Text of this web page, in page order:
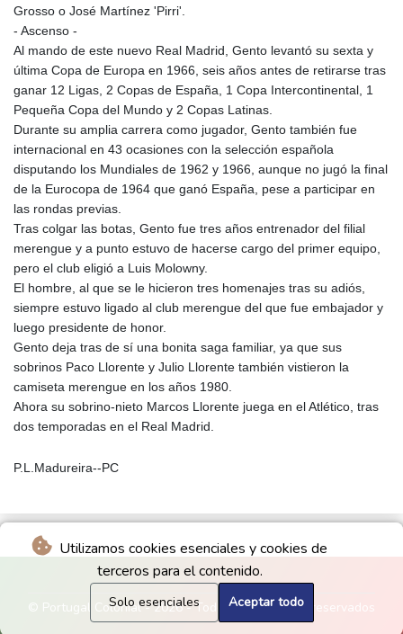
Utilizamos cookies esenciales y cookies de
terceros para el contenido.
Solo esenciales Aceptar todo
Grosso o José Martínez 'Pirri'.
- Ascenso -
Al mando de este nuevo Real Madrid, Gento levantó su sexta y
última Copa de Europa en 1966, seis años antes de retirarse tras
ganar 12 Ligas, 2 Copas de España, 1 Copa Intercontinental, 1
Pequeña Copa del Mundo y 2 Copas Latinas.
Durante su amplia carrera como jugador, Gento también fue
internacional en 43 ocasiones con la selección española
disputando los Mundiales de 1962 y 1966, aunque no jugó la final
de la Eurocopa de 1964 que ganó España, pese a participar en
las rondas previas.
Tras colgar las botas, Gento fue tres años entrenador del filial
merengue y a punto estuvo de hacerse cargo del primer equipo,
pero el club eligió a Luis Molowny.
El hombre, al que se le hicieron tres homenajes tras su adiós,
siempre estuvo ligado al club merengue del que fue embajador y
luego presidente de honor.
Gento deja tras de sí una bonita saga familiar, ya que sus
sobrinos Paco Llorente y Julio Llorente también vistieron la
camiseta merengue en los años 1980.
Ahora su sobrino-nieto Marcos Llorente juega en el Atlético, tras
dos temporadas en el Real Madrid.
P.L.Madureira--PC
© Portugal Colonial - 2026 - Todos los derechos reservados